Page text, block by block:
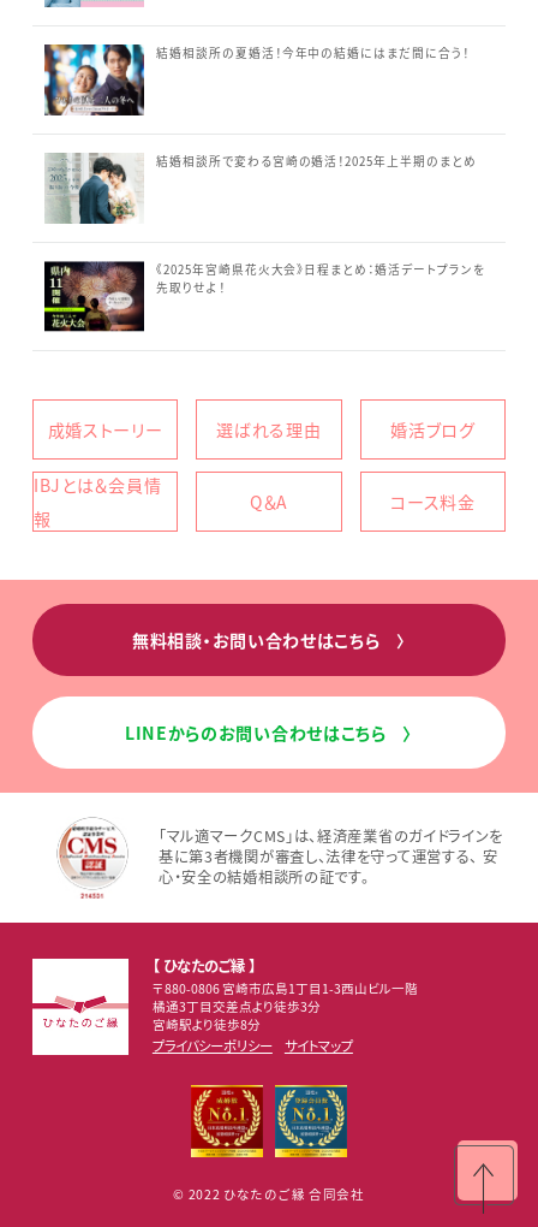
結婚相談所の夏婚活！今年中の結婚にはまだ間に合う！
結婚相談所で変わる宮崎の婚活！2025年上半期のまとめ
《2025年宮崎県花火大会》日程まとめ：婚活デートプランを
先取りせよ！
成婚ストーリー 選ばれる理由 婚活ブログ
IBJとは＆会員情
報
Q＆A コース料金
無料相談・お問い合わせはこちら〉
LINEからのお問い合わせはこちら〉
「マル適マークCMS」は、経済産業省のガイドラインを
基に第3者機関が審査し、法律を守って運営する、 安
心・安全の結婚相談所の証です。
【 ひなたのご縁 】
〒880-0806 宮崎市広島1丁目1-3西山ビル一階
橘通3丁目交差点より徒歩3分
宮崎駅より徒歩8分
プライバシーポリシー サイトマップ
© 2022 ひなたのご縁 合同会社